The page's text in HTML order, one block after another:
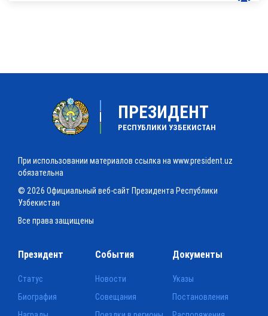
ПРЕЗИДЕНТ
РЕСПУБЛИКИ УЗБЕКИСТАН
При использовании материалов ссылка на www.president.uz
обязательна
© 2026 Официальный веб-сайт Президента Республики
Узбекистан
Все права защищены
Президент
Статус
Биография
События
Новости
Совещания
Документы
Указы
Постановления